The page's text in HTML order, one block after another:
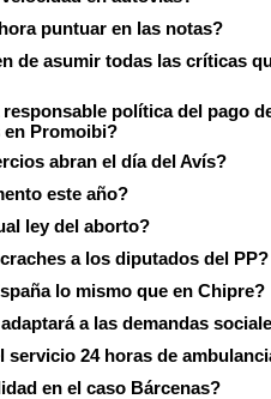
puntuar en las notas?
de asumir todas las críticas
política del pago
en Promoibi?
abran el día del Avís?
este año?
ley del aborto?
a los diputados del PP?
lo mismo que en Chipre?
a las demandas
servicio 24 horas de
en el caso Bárcenas?